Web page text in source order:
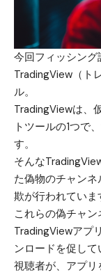
今回フィッシン
TradingView（ト
ル。
TradingViewは、
トツールの1つで
す。
そんな
た偽物のチャン
欺が行われていま
これらの偽チャン
TradingViewアプ
ンロードを促して
視聴者が、アプ